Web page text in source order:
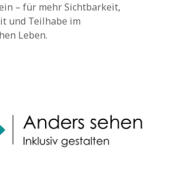
– für mehr Sichtbarkeit,
und Teilhabe im
Leben.